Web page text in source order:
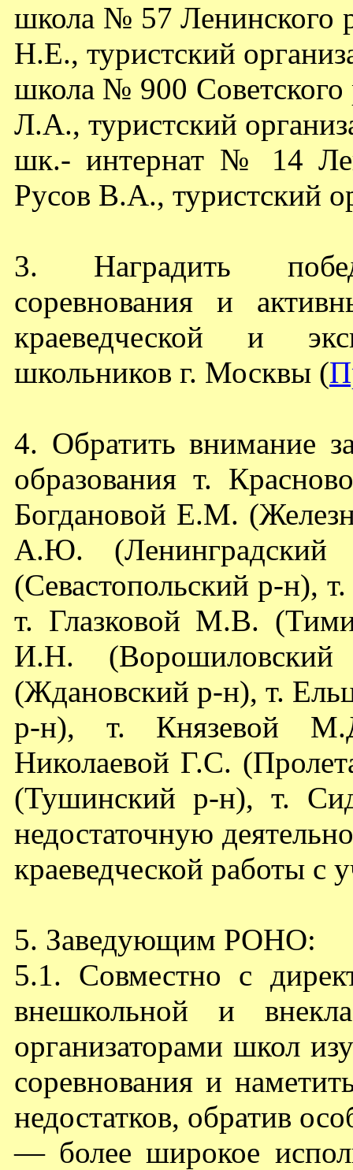
школа № 57 Ленинского
Н.Е., туристский
школа № 900 Советского
Л.А., туристский
шк.- интернат № 14
Русов В.А., туристский
3. Наградить
соревнования и
краеведческой и
школьников г. Москвы (
4. Обратить внимание
образования т.
Богдановой Е.М.
А.Ю.
(Севастопольский р-н),
т. Глазковой М.В.
И.Н.
(Ждановский р-н), т.
р-н), т. Князевой
Николаевой Г.С.
(Тушинский р-н), т.
недостаточную
краеведческой работы с
5. Заведующим РОНО:
5.1. Совместно с
внешкольной и
организаторами школ
соревнования и
недостатков, обратив
— более широкое